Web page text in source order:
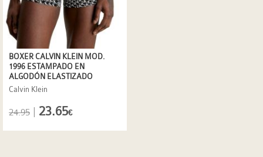
BOXER CALVIN KLEIN MOD.
1996 ESTAMPADO EN
ALGODÓN ELASTIZADO
Calvin Klein
24.95 23.65€